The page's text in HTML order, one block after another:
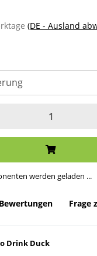
(DE - Ausland
werden geladen ...
Bewertungen Frage
Drink Duck